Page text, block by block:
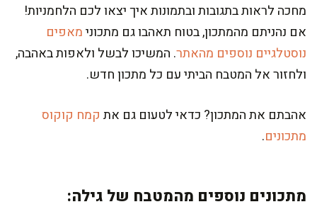
מחכה לראות בתגובות ובתמונות איך יצאו לכם הלחמניות!
אם נהניתם מהמתכון, בטוח תאהבו גם מתכונימאפים
נוסטלגיים נוספים מהאתר. המשיכו לבשל ולאפות באהבה,
ולחזור אל המטבח הביתי עם כל מתכון חדש.
אהבתם את המתכון? כדאי לטעום גם את קמח קוקוס
מתכונים.
מתכונים נוספים מהמטבח של גילה: